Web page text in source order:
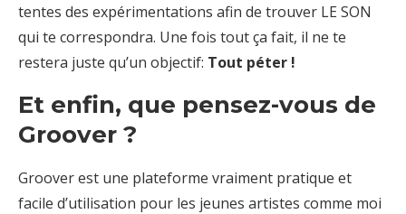
tentes des expérimentations afin de trouver LE SON
qui te correspondra. Une fois tout ça fait, il ne te
restera juste qu’un objectif: Tout péter !
Et enfin, que pensez-vous de
Groover ?
Groover est une plateforme vraiment pratique et
facile d’utilisation pour les jeunes artistes comme moi